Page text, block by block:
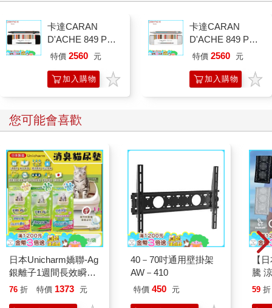
卡達CARAN
D'ACHE 849 Paul
Smith 原子筆ED.5
特價 2560 元
加入購物
車
卡達CARAN
D'ACHE 849 Paul
Smith 原子筆ED.5
特價 2560 元
加入購物
車
您可能會喜歡
日本Unicharm嬌聯-Ag
銀離子1週間長效瞬吸
乾爽寵物消臭大師貓尿
76 折 特價 1373 元
40－70吋通用壁掛架
AW－410
特價 450 元
【
騰
涼
59 折